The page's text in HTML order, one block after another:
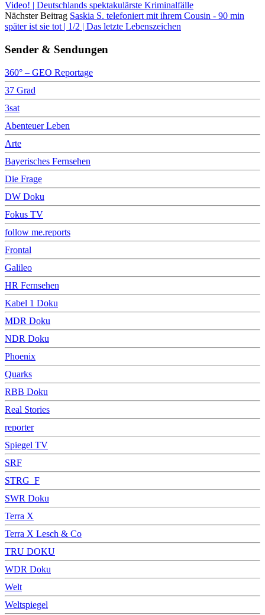
Video! | Deutschlands spektakulärste Kriminalfälle
Nächster Beitrag Saskia S. telefoniert mit ihrem Cousin - 90 min
später ist sie tot | 1/2 | Das letzte Lebenszeichen
Sender & Sendungen
360° – GEO Reportage
37 Grad
3sat
Abenteuer Leben
Arte
Bayerisches Fernsehen
Die Frage
DW Doku
Fokus TV
follow me.reports
Frontal
Galileo
HR Fernsehen
Kabel 1 Doku
MDR Doku
NDR Doku
Phoenix
Quarks
RBB Doku
Real Stories
reporter
Spiegel TV
SRF
STRG_F
SWR Doku
Terra X
Terra X Lesch & Co
TRU DOKU
WDR Doku
Welt
Weltspiegel